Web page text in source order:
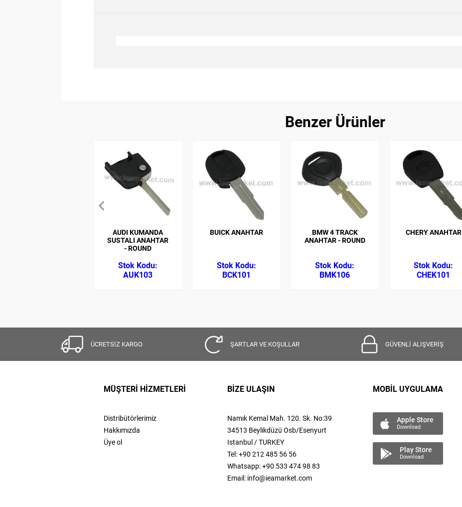
Benzer Ürünler
AUDI KUMANDA
SUSTALI ANAHTAR
- ROUND
AUK103
BUICK ANAHTAR
BCK101
BMW 4 TRACK
ANAHTAR - ROUND
BMK106
CHERY ANAHTAR
CHEK101
ÜCRETSİZ KARGO ŞARTLAR VE KOŞULLAR GÜVENLİ ALIŞVERİŞ
MÜŞTERİ HİZMETLERİ
Distribütörlerimiz
Hakkımızda
Üye ol
BİZE ULAŞIN
Namık Kemal Mah. 120. Sk. No:39
34513 Beylikdüzü Osb/Esenyurt
Istanbul / TURKEY
Tel: +90 212 485 56 56
Whatsapp: +90 533 474 98 83
Email: info@ieamarket.com
MOBİL UYGULAMA
Apple Store
Download
Play Store
Download